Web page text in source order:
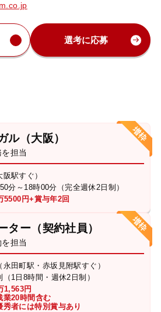
選考に応募
ル（大阪）
担当
駅すぐ）
分～18時00分（完全週休2日制）
5500円+賞与年2回
ター（契約社員）
担当
永田町駅・赤坂見附駅すぐ）
（1日8時間・週休2日制）
1,563円
20時間含む
者には特別賞与あり